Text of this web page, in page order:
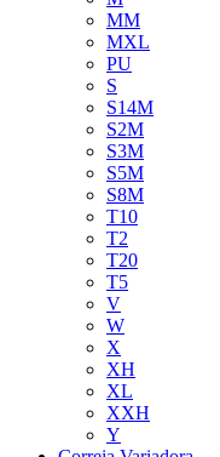
MM
MXL
PU
S
S14M
S2M
S3M
S5M
S8M
T10
T2
T20
T5
V
W
X
XH
XL
XXH
Y